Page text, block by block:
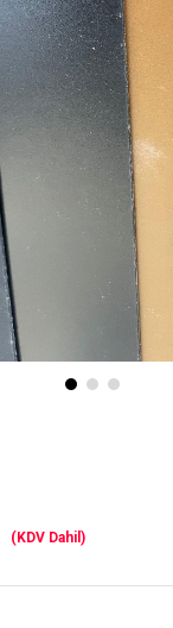
(KDV Dahil)